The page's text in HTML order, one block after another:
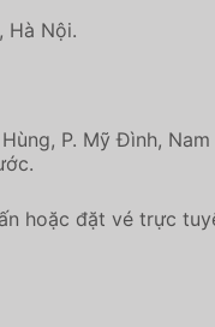
Hà Nội.
P. Mỹ Đình,
hoặc đặt vé trực